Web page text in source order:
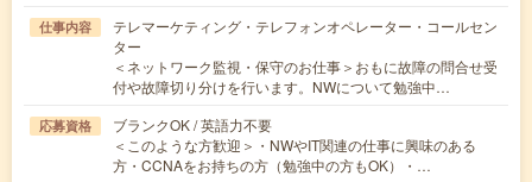
仕事内容
テレマーケティング・テレフォンオペレーター・コールセン
ター
＜ネットワーク監視・保守のお仕事＞おもに故障の問合せ受
付や故障切り分けを行います。NWについて勉強中…
応募資格
ブランクOK / 英語力不要
＜このような方歓迎＞・NWやIT関連の仕事に興味のある
方・CCNAをお持ちの方（勉強中の方もOK）・…